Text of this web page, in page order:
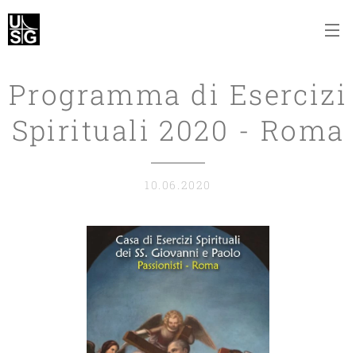
Programma di Esercizi
Spirituali 2020 - Roma
10.06.2020